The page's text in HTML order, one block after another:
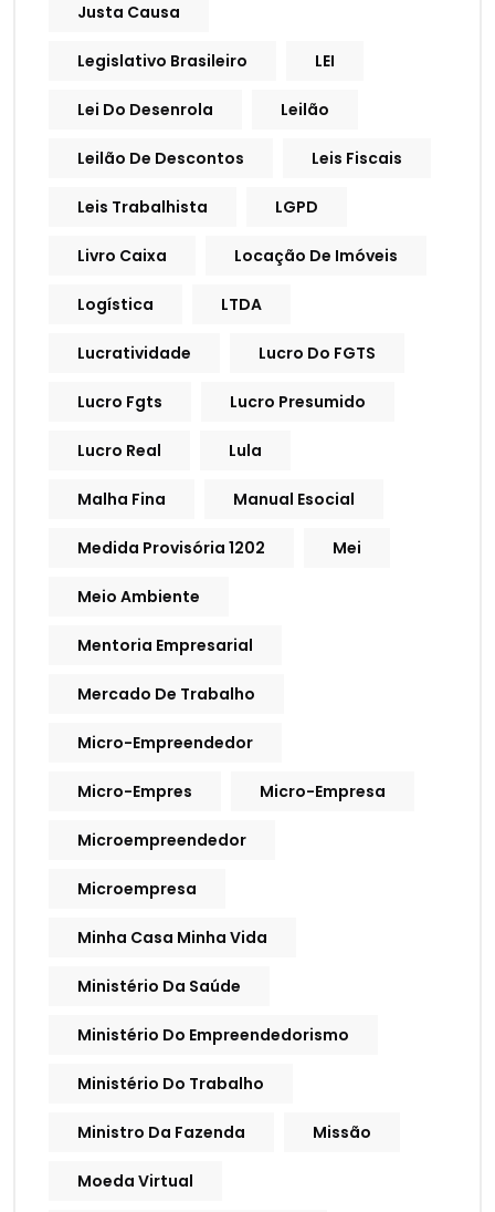
Justa Causa
Legislativo Brasileiro LEI
Lei Do Desenrola Leilão
Leilão De Descontos Leis Fiscais
Leis Trabalhista LGPD
Livro Caixa Locação De Imóveis
Logística LTDA
Lucratividade Lucro Do FGTS
Lucro Fgts Lucro Presumido
Lucro Real Lula
Malha Fina Manual Esocial
Medida Provisória 1202 Mei
Meio Ambiente
Mentoria Empresarial
Mercado De Trabalho
Micro-Empreendedor
Micro-Empres Micro-Empresa
Microempreendedor
Microempresa
Minha Casa Minha Vida
Ministério Da Saúde
Ministério Do Empreendedorismo
Ministério Do Trabalho
Ministro Da Fazenda Missão
Moeda Virtual